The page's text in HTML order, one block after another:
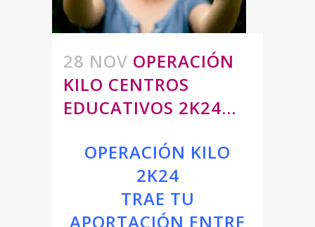
28 NOV OPERACIÓN
KILO CENTROS
EDUCATIVOS 2K24…
OPERACIÓN KILO
2K24
TRAE TU
APORTACIÓN ENTRE